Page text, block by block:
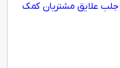
جلب علایق مشتریان کمک